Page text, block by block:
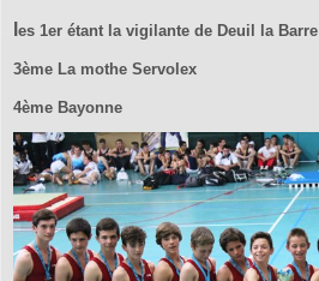
es 1er étant la vigilante de Deuil la Barre
3ème La mothe Servolex
4ème Bayonne